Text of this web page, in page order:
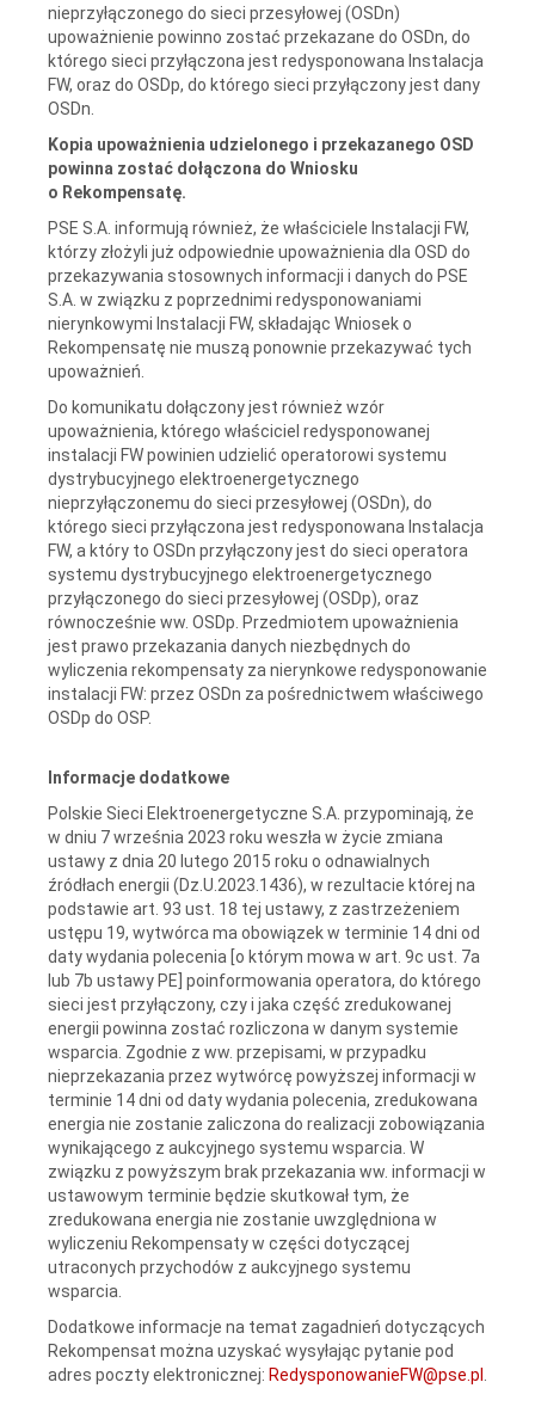
nieprzyłączonego do sieci przesyłowej (OSDn)
upoważnienie powinno zostać przekazane do OSDn, do
którego sieci przyłączona jest redysponowana Instalacja
FW, oraz do OSDp, do którego sieci przyłączony jest dany
OSDn.
Kopia upoważnienia udzielonego i przekazanego OSD
powinna zostać dołączona do Wniosku
o Rekompensatę.
PSE S.A. informują również, że właściciele Instalacji FW,
którzy złożyli już odpowiednie upoważnienia dla OSD do
przekazywania stosownych informacji i danych do PSE
S.A. w związku z poprzednimi redysponowaniami
nierynkowymi Instalacji FW, składając Wniosek o
Rekompensatę nie muszą ponownie przekazywać tych
upoważnień.
Do komunikatu dołączony jest również wzór
upoważnienia, którego właściciel redysponowanej
instalacji FW powinien udzielić operatorowi systemu
dystrybucyjnego elektroenergetycznego
nieprzyłączonemu do sieci przesyłowej (OSDn), do
którego sieci przyłączona jest redysponowana Instalacja
FW, a który to OSDn przyłączony jest do sieci operatora
systemu dystrybucyjnego elektroenergetycznego
przyłączonego do sieci przesyłowej (OSDp), oraz
równocześnie ww. OSDp. Przedmiotem upoważnienia
jest prawo przekazania danych niezbędnych do
wyliczenia rekompensaty za nierynkowe redysponowanie
instalacji FW: przez OSDn za pośrednictwem właściwego
OSDp do OSP.
Informacje dodatkowe
Polskie Sieci Elektroenergetyczne S.A. przypominają, że
w dniu 7 września 2023 roku weszła w życie zmiana
ustawy z dnia 20 lutego 2015 roku o odnawialnych
źródłach energii (Dz.U.2023.1436), w rezultacie której na
podstawie art. 93 ust. 18 tej ustawy, z zastrzeżeniem
ustępu 19, wytwórca ma obowiązek w terminie 14 dni od
daty wydania polecenia [o którym mowa w art. 9c ust. 7a
lub 7b ustawy PE] poinformowania operatora, do którego
sieci jest przyłączony, czy i jaka część zredukowanej
energii powinna zostać rozliczona w danym systemie
wsparcia. Zgodnie z ww. przepisami, w przypadku
nieprzekazania przez wytwórcę powyższej informacji w
terminie 14 dni od daty wydania polecenia, zredukowana
energia nie zostanie zaliczona do realizacji zobowiązania
wynikającego z aukcyjnego systemu wsparcia. W
związku z powyższym brak przekazania ww. informacji w
ustawowym terminie będzie skutkował tym, że
zredukowana energia nie zostanie uwzględniona w
wyliczeniu Rekompensaty w części dotyczącej
utraconych przychodów z aukcyjnego systemu
wsparcia.
Dodatkowe informacje na temat zagadnień dotyczących
Rekompensat można uzyskać wysyłając pytanie pod
adres poczty elektronicznej: RedysponowanieFW@pse.pl